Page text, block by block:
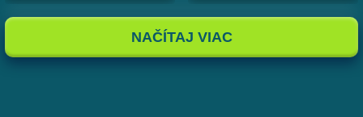
NAČÍTAJ VIAC